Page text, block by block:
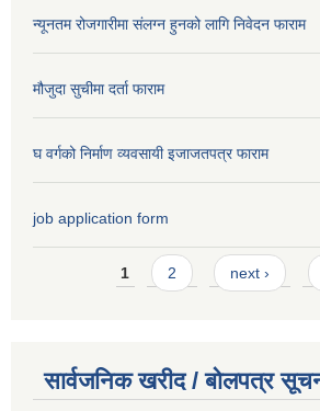
न्यूनतम रोजगारीमा संलग्न हुनको लागि निवेदन फाराम
मौजुदा सुचीमा दर्ता फाराम
घ वर्गको निर्माण व्यवसायी इजाजतपत्र फाराम
job application form
Pages1 2 next ›
सार्वजनिक खरीद / बोलपत्र